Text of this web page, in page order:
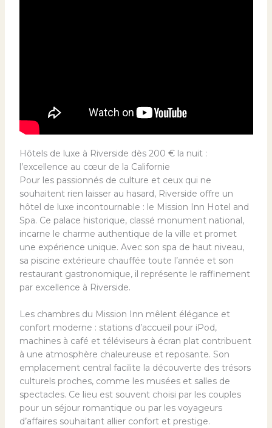
Hôtels de luxe à Riverside dès 200 € la nuit :
l’excellence au cœur de la Californie
Pour les passionnés de culture et ceux qui ne
souhaitent rien laisser au hasard, Riverside offre un
hôtel de luxe incontournable : le Mission Inn Hotel and
Spa. Ce palace historique, classé monument national,
incarne le charme authentique de la ville et promet
une expérience unique. Avec son spa de haut niveau,
sa piscine extérieure chauffée toute l’année et son
restaurant gastronomique, il représente le raffinement
par excellence à Riverside.
Les chambres du Mission Inn mêlent élégance et
confort moderne : stations d’accueil pour iPod,
machines à café et téléviseurs à écran plat contribuent
à une atmosphère chaleureuse et reposante. Son
emplacement central facilite la découverte des trésors
culturels proches, comme les musées et salles de
spectacles. Ce lieu est souvent choisi par les couples
pour un séjour romantique ou par les voyageurs
d’affaires souhaitant allier confort et prestige.